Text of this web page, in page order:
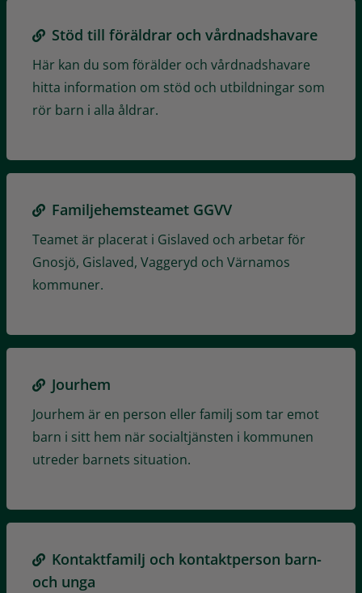
Stöd till föräldrar och vårdnadshavare
Här kan du som förälder och vårdnadshavare
hitta information om stöd och utbildningar som
rör barn i alla åldrar.
Familjehemsteamet GGVV
Teamet är placerat i Gislaved och arbetar för
Gnosjö, Gislaved, Vaggeryd och Värnamos
kommuner.
Jourhem
Jourhem är en person eller familj som tar emot
barn i sitt hem när socialtjänsten i kommunen
utreder barnets situation.
Kontaktfamilj och kontaktperson barn-
och unga